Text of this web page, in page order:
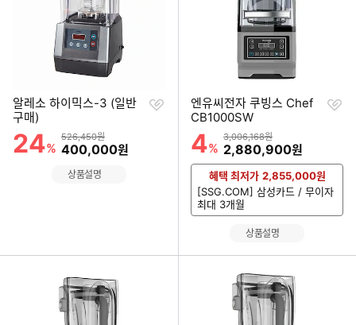
알레소 하이믹스-3 (일반
구매)
할인률
24%
상품금액
526,450원
할인금액
400,000원
찜
상품설명
엔유씨전자 쿠빙스 Chef
CB1000SW
할인률
4%
상품금액
3,006,168원
할인금액
2,880,900원
찜
혜택 최저가 2,855,000원
[SSG.COM] 삼성카드 / 무이자
최대 3개월
상품설명